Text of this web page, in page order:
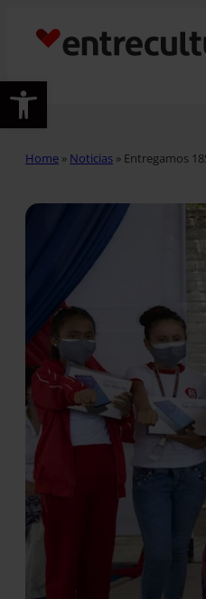
Abrir barra de herramientas
Home » Noticias » Entregamos